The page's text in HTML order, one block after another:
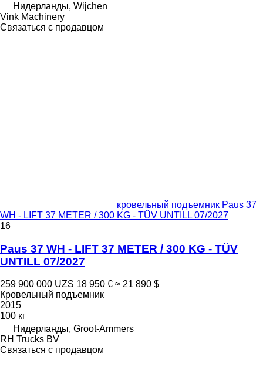
Нидерланды, Wijchen
Vink Machinery
Связаться с продавцом
кровельный подъемник Paus 37
WH - LIFT 37 METER / 300 KG - TÜV UNTILL 07/2027
16
Paus 37 WH - LIFT 37 METER / 300 KG - TÜV
UNTILL 07/2027
259 900 000 UZS 18 950 € ≈ 21 890 $
Кровельный подъемник
2015
100 кг
Нидерланды, Groot-Ammers
RH Trucks BV
Связаться с продавцом